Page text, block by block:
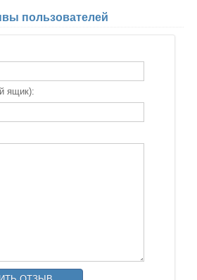
пользователей
ящик):